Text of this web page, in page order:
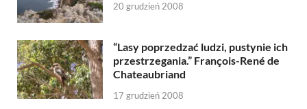
20 grudzień 2008
“Lasy poprzedzać ludzi, pustynie ich
przestrzegania.” François-René de
Chateaubriand
17 grudzień 2008